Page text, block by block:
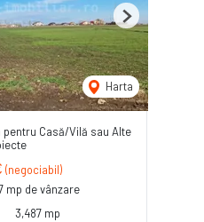
Harta
Next
pentru Casă/Vilă sau Alte
(negociabil)
mp de vânzare
3,487 mp